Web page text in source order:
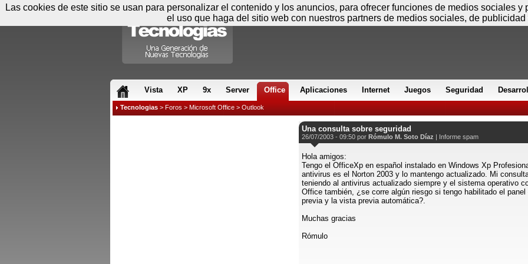
Vista XP 9x Server Office Aplicaciones Internet Juegos Seguridad
Tecnologias > Foros > Microsoft Office > Outlook
Una consulta sobre seguridad
26/07/2003 - 09:50 por Rómulo M. Soto Díaz | Informe spam
Hola amigos:
Tengo el OfficeXp en español instalado en Windows Xp
antivirus es el Norton 2003 y lo mantengo actualizado. Mi
teniendo al antivirus actualizado siempre y el sistema operativo
Office también, ¿se corre algún riesgo si tengo habilitado el
previa y la vista previa automática?.
Muchas gracias
Rómulo
Las cookies de este sitio se usan para personalizar el contenido y los anuncios, para ofrecer funciones de medios sociales
el uso que haga del sitio web con nuestros partners de medios sociales, de